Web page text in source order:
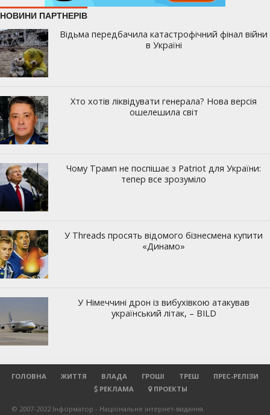
ГОЛОВНА ЖИТТЯ ВЛАДА ГРОШІ ТРЕШ
ПРЕС-РЕЛІЗИ
РЕКЛАМА
ПРОЕКТЫ
© 2007-2022 Інформатор - Національне інтернет-видання.